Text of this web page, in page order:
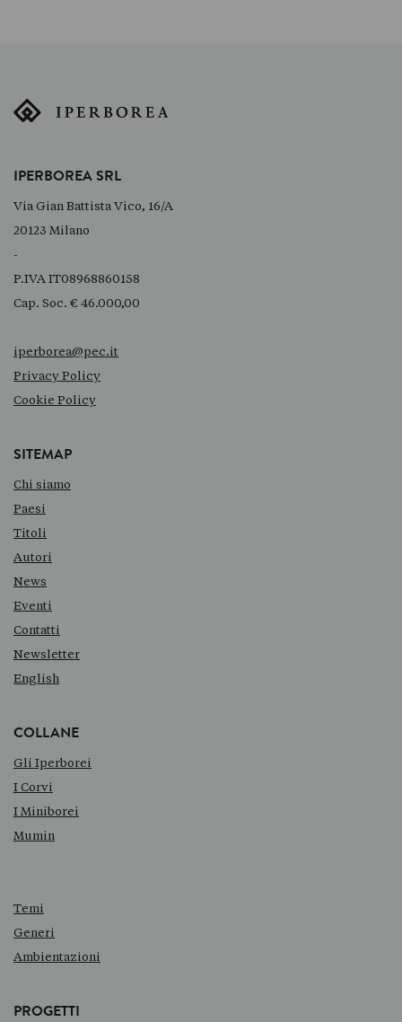
IPERBOREA SRL
Via Gian Battista Vico, 16/A
20123 Milano
-
P.IVA IT08968860158
Cap. Soc. € 46.000,00
iperborea@pec.it
Privacy Policy
Cookie Policy
SITEMAP
Chi siamo
Paesi
Titoli
Autori
News
Eventi
Contatti
Newsletter
English
COLLANE
Gli Iperborei
I Corvi
I Miniborei
Mumin
Temi
Generi
Ambientazioni
PROGETTI